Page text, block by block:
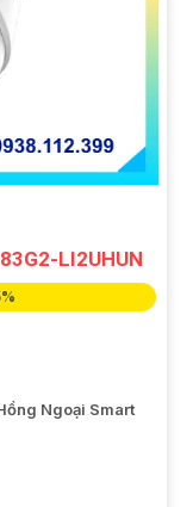
LI2UHUN
Ngoại Smart